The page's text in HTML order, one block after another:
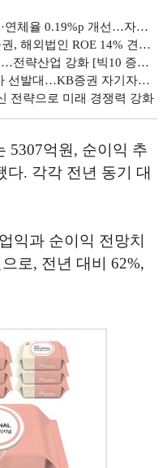
리밸런싱 '성과' [금융사 2026 1분기 실적]
견인 [글로벌 선발대 빅5 증권사 (1)]
화 [빅10 증권사 DCM 지형도 (8)]
확대 [2026 1분기 리그테이블 (3) 성장성]
전략으로 미래 경쟁력 강화
5307억원, 순이익 추
다. 각각 전년 동기 대
익과 순이익 전망치
로, 전년 대비 62%,